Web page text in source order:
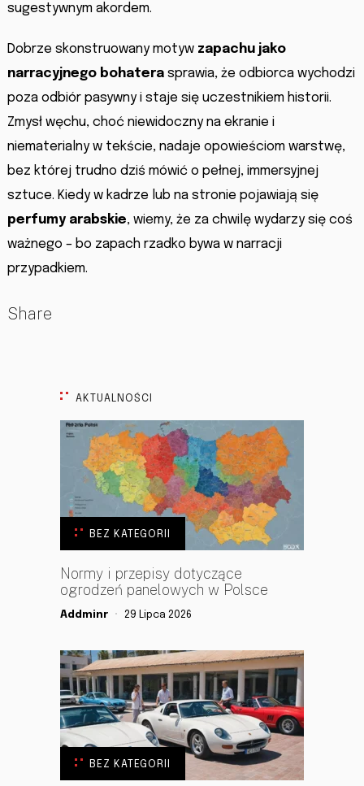
sugestywnym akordem.
Dobrze skonstruowany motyw zapachu jako
narracyjnego bohaterasprawia, że odbiorca wychodzi
poza odbiór pasywny i staje się uczestnikiem historii.
Zmysł węchu, choć niewidoczny na ekranie i
niematerialny w tekście, nadaje opowieściom warstwę,
bez której trudno dziś mówić o pełnej, immersyjnej
sztuce. Kiedy w kadrze lub na stronie pojawiają się
perfumy arabskie, wiemy, że za chwilę wydarzy się coś
ważnego – bo zapach rzadko bywa w narracji
przypadkiem.
Share
AKTUALNOŚCI
BEZ KATEGORII
Normy i przepisy dotyczące
ogrodzeń panelowych w Polsce
Addminr 29 Lipca 2026
BEZ KATEGORII